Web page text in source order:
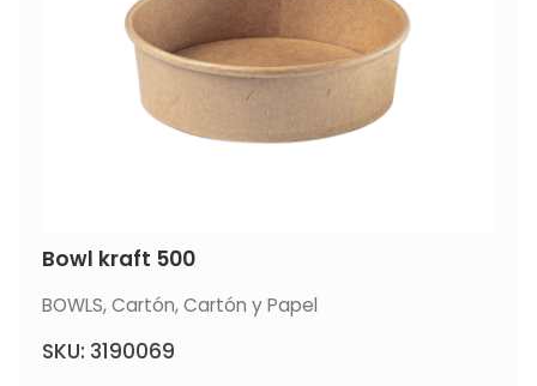
Bowl kraft 500
BOWLS,Cartón,Cartón y Papel
SKU: 3190069